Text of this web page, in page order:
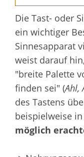
Die Tast- oder
ein wichtiger
Sinnesapparat
weist darauf
"breite Palette
finden sei" (Ahl,
des Tastens
beispielweise
möglich